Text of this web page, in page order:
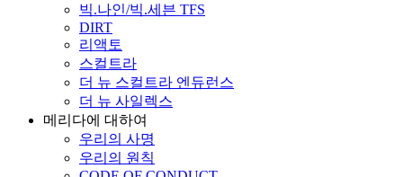
빅.나인/빅.세븐 TFS
DIRT
리액토
스컬트라
더 뉴 스컬트라 엔듀런스
더 뉴 사일렉스
메리다에 대하여
우리의 사명
우리의 원칙